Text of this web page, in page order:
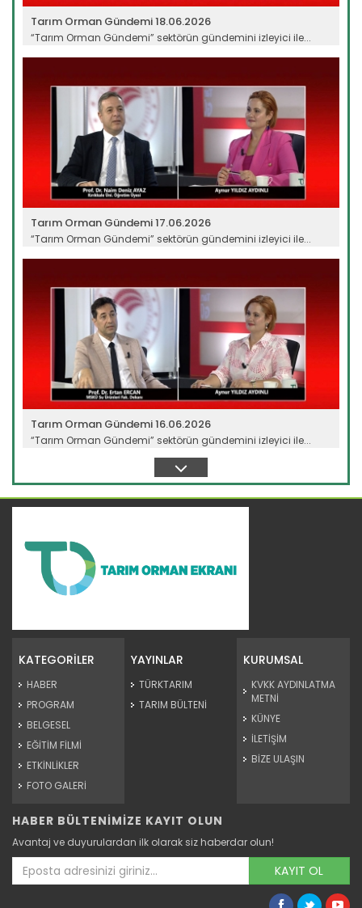
Tarım Orman Gündemi 18.06.2026
“Tarım Orman Gündemi” sektörün gündemini izleyici ile...
Devamını Oku ->
Tarım Orman Gündemi 17.06.2026
“Tarım Orman Gündemi” sektörün gündemini izleyici ile...
Devamını Oku ->
Tarım Orman Gündemi 16.06.2026
“Tarım Orman Gündemi” sektörün gündemini izleyici ile...
Devamını Oku ->
Tarım Orman Gündemi 12.06.2026
“Tarım Orman Gündemi” sektörün gündemini izleyici ile...
Devamını Oku ->
KATEGORİLER
HABER
PROGRAM
BELGESEL
EĞİTİM FİLMİ
ETKİNLİKLER
FOTO GALERİ
YAYINLAR
TÜRKTARIM
TARIM BÜLTENİ
KURUMSAL
KVKK AYDINLATMA
METNİ
KÜNYE
İLETİŞİM
BİZE ULAŞIN
HABER BÜLTENİMİZE KAYIT OLUN
Avantaj ve duyurulardan ilk olarak siz haberdar olun!
KAYIT OL